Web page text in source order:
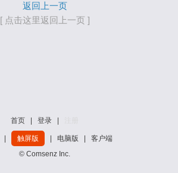
返回上一页
[ 点击这里返回上一页 ]
首页 登录
触屏版 电脑版
客户端
© Comsenz Inc.